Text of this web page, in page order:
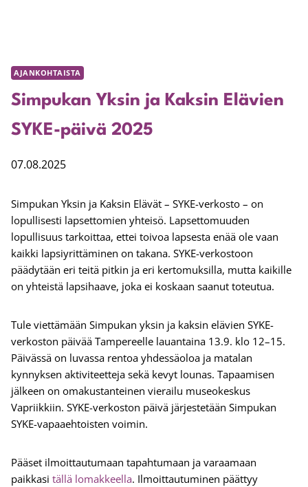
AJANKOHTAISTA
Simpukan Yksin ja Kaksin Elävien
SYKE-päivä 2025
07.08.2025
Simpukan Yksin ja Kaksin Elävät – SYKE-verkosto – on
lopullisesti lapsettomien yhteisö. Lapsettomuuden
lopullisuus tarkoittaa, ettei toivoa lapsesta enää ole vaan
kaikki lapsiyrittäminen on takana. SYKE-verkostoon
päädytään eri teitä pitkin ja eri kertomuksilla, mutta kaikille
on yhteistä lapsihaave, joka ei koskaan saanut toteutua.
Tule viettämään Simpukan yksin ja kaksin elävien SYKE-
verkoston päivää Tampereelle lauantaina 13.9. klo 12–15.
Päivässä on luvassa rentoa yhdessäoloa ja matalan
kynnyksen aktiviteetteja sekä kevyt lounas. Tapaamisen
jälkeen on omakustanteinen vierailu museokeskus
Vapriikkiin. SYKE-verkoston päivä järjestetään Simpukan
SYKE-vapaaehtoisten voimin.
Pääset ilmoittautumaan tapahtumaan ja varaamaan
paikkasi tällä lomakkeella. Ilmoittautuminen päättyy